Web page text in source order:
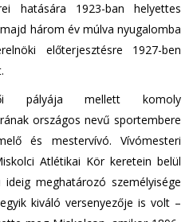
hatására 1923-ban helyettes
három év múlva nyugalomba
előterjesztésre 1927-ben
pályája mellett komoly
országos nevű sportembere
és mestervívó. Vívómesteri
Atlétikai Kör keretein belül
meghatározó személyisége
kiváló versenyezője is volt –